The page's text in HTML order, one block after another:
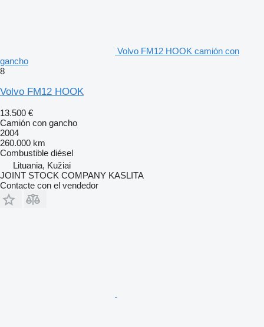
Volvo FM12 HOOK camión con
gancho
8
Volvo FM12 HOOK
13.500 €
Camión con gancho
2004
260.000 km
Combustible diésel
Lituania, Kužiai
JOINT STOCK COMPANY KASLITA
Contacte con el vendedor